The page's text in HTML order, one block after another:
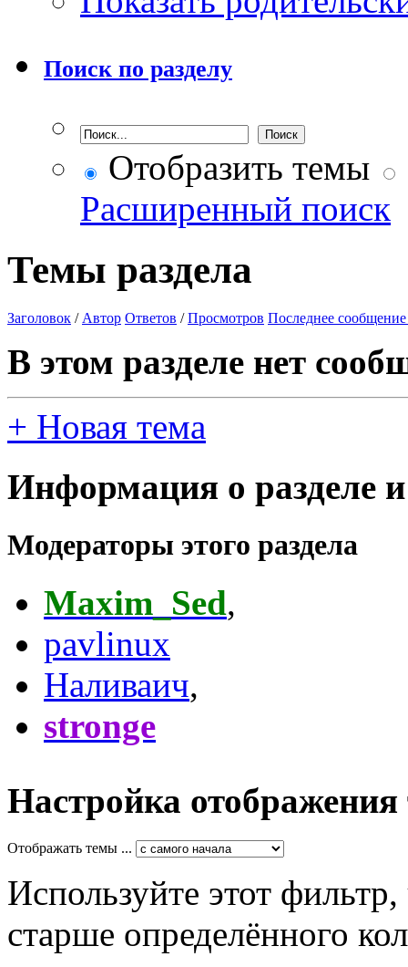
Поиск по разделу
Отобразить темы
Расширенный поиск
Темы раздела
Заголовок / Автор Ответов /Просмотров Последнее сообщение
В этом разделе нет
+ Новая тема
Информация о разделе
Модераторы этого раздела
Maxim_Sed,
pavlinux
Наливаич,
stronge
Настройка отображения
Отображать темы ...
Используйте этот
старше определённого